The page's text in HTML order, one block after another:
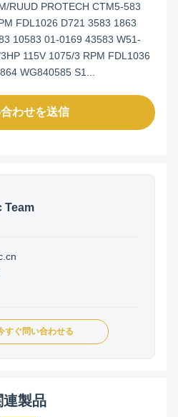
RUUD PROTECH CTM5-583
FDL1026 D721 3583 1863
10583 01-0169 43583 W51-
115V 1075/3 RPM FDL1036
WG840585 S1...
わせを送信
Team
すぐ問い合わせる
連製品